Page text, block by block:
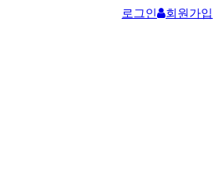
로그인 회원가입